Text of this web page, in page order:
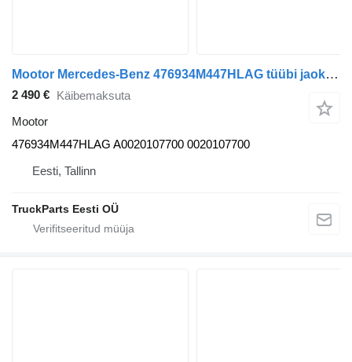
Mootor Mercedes-Benz 476934M447HLAG tüübi jaoks bussi Mercedes-Benz CITARO (01.98-)
2 490 €
Käibemaksuta
Mootor
476934M447HLAG A0020107700 0020107700
Eesti, Tallinn
TruckParts Eesti OÜ